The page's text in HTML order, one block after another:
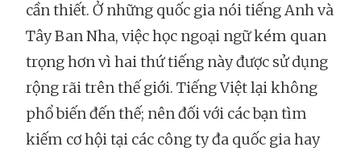
cần thiết. Ở những quốc gia nói tiếng Anh và
Tây Ban Nha, việc học ngoại ngữ kém quan
trọng hơn vì hai thứ tiếng này được sử dụng
rộng rãi trên thế giới. Tiếng Việt lại không
phổ biến đến thế; nên đối với các bạn tìm
kiếm cơ hội tại các công ty đa quốc gia hay